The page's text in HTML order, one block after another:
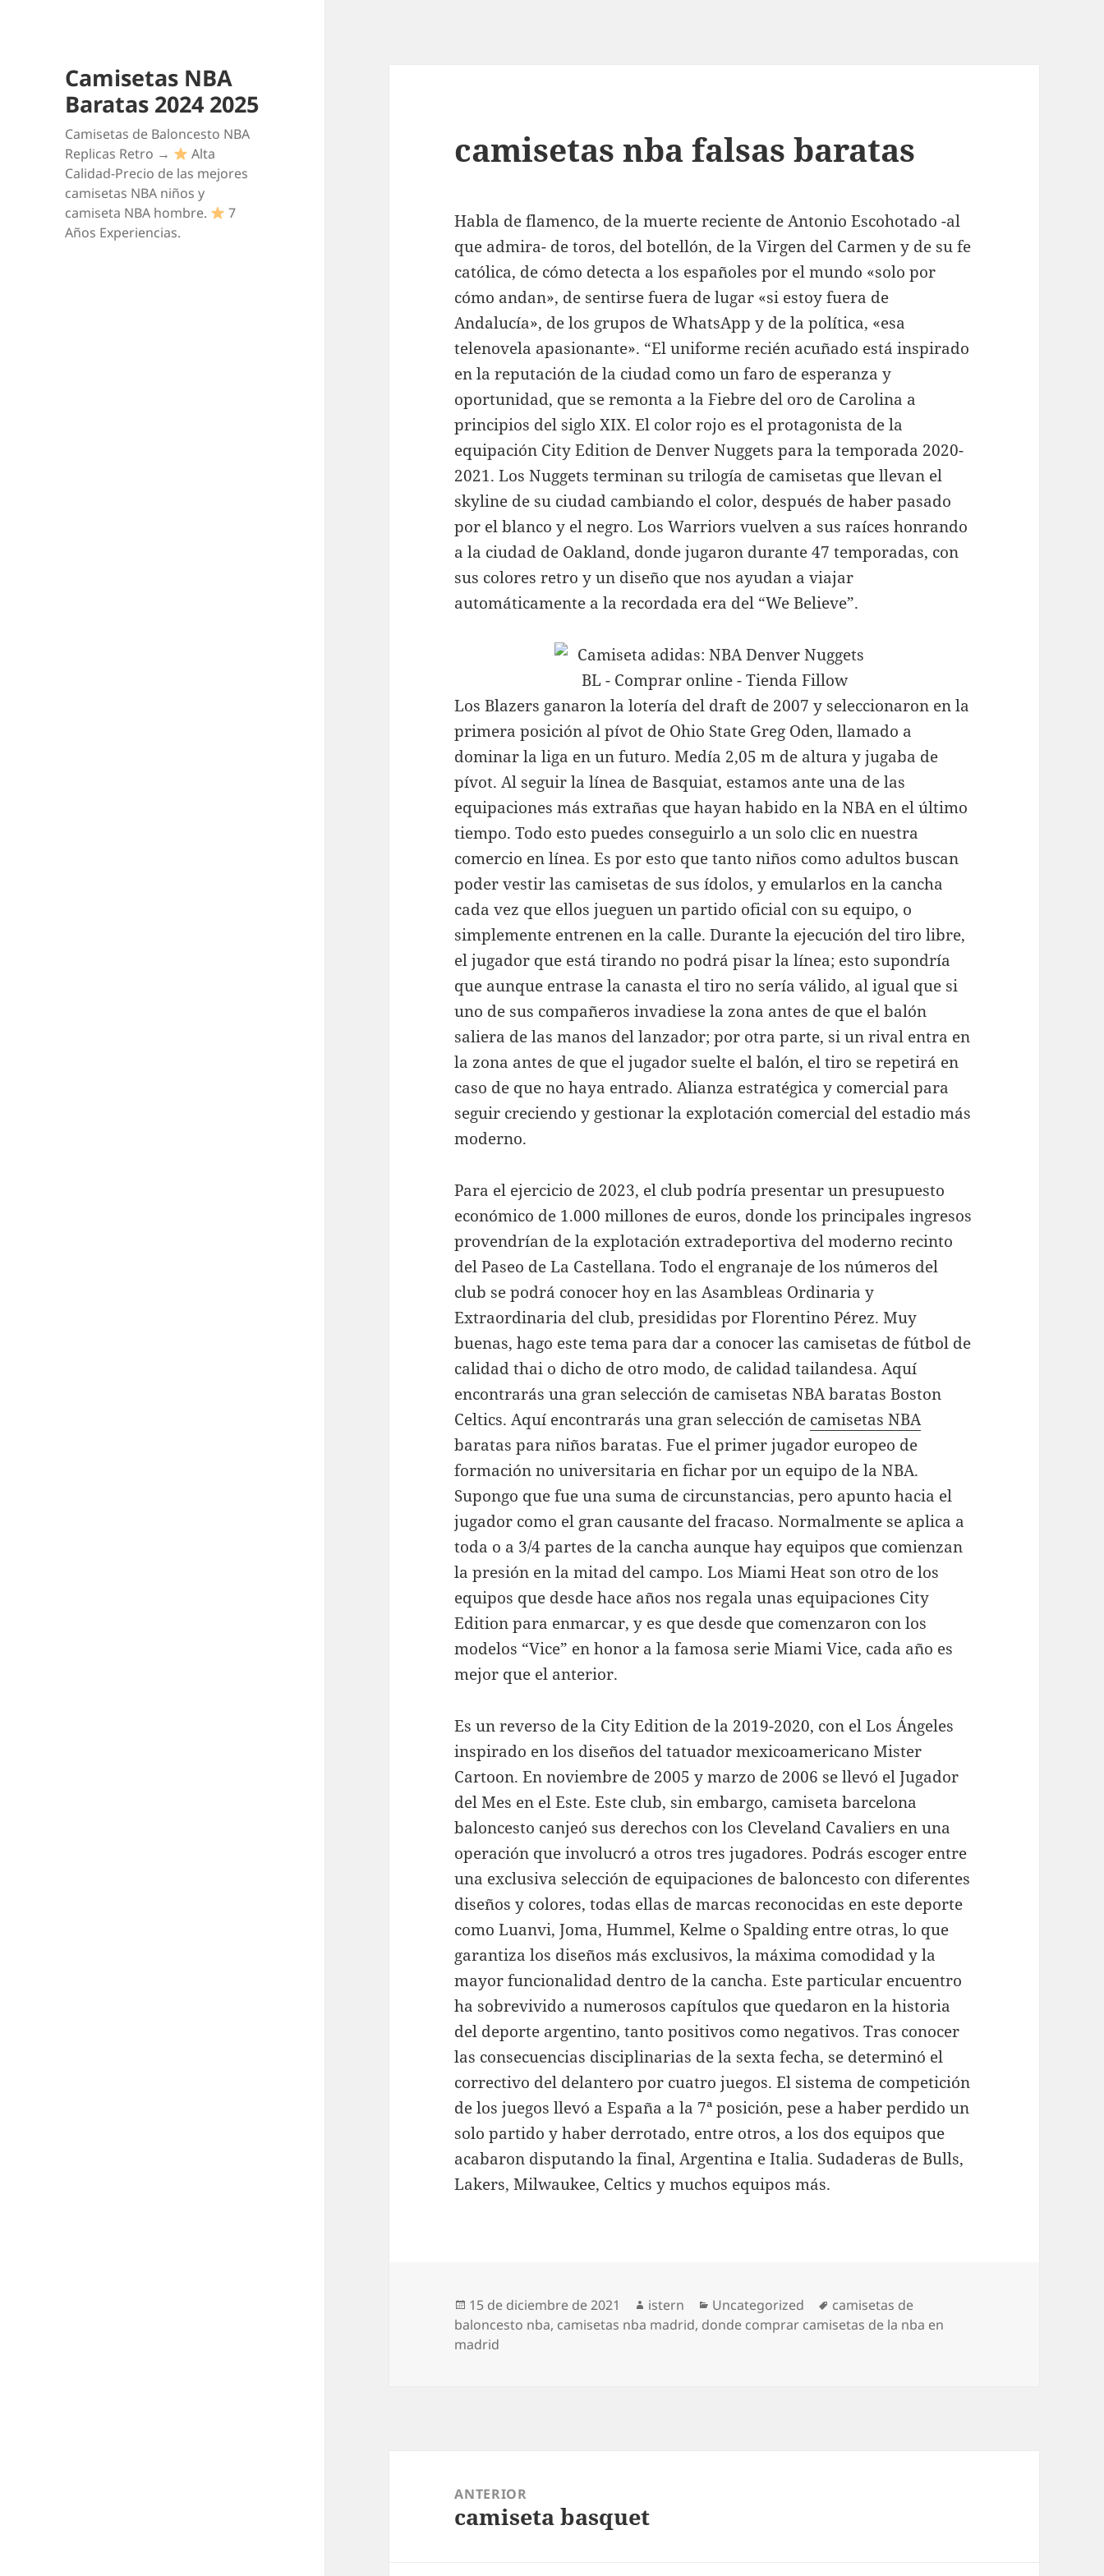
Camisetas NBA
Baratas 2024 2025
Camisetas de Baloncesto NBA
Replicas Retro →
Alta
Calidad-Precio de las mejores
camisetas NBA niños y
camiseta NBA hombre.
7
Años Experiencias.
camisetas nba falsas baratas
Habla de flamenco, de la muerte reciente de Antonio Escohotado -al
que admira- de toros, del botellón, de la Virgen del Carmen y de su fe
católica, de cómo detecta a los españoles por el mundo «solo por
cómo andan», de sentirse fuera de lugar «si estoy fuera de
Andalucía», de los grupos de WhatsApp y de la política, «esa
telenovela apasionante». “El uniforme recién acuñado está inspirado
en la reputación de la ciudad como un faro de esperanza y
oportunidad, que se remonta a la Fiebre del oro de Carolina a
principios del siglo XIX. El color rojo es el protagonista de la
equipación City Edition de Denver Nuggets para la temporada 2020-
2021. Los Nuggets terminan su trilogía de camisetas que llevan el
skyline de su ciudad cambiando el color, después de haber pasado
por el blanco y el negro. Los Warriors vuelven a sus raíces honrando
a la ciudad de Oakland, donde jugaron durante 47 temporadas, con
sus colores retro y un diseño que nos ayudan a viajar
automáticamente a la recordada era del “We Believe”.
Los Blazers ganaron la lotería del draft de 2007 y seleccionaron en la
primera posición al pívot de Ohio State Greg Oden, llamado a
dominar la liga en un futuro. Medía 2,05 m de altura y jugaba de
pívot. Al seguir la línea de Basquiat, estamos ante una de las
equipaciones más extrañas que hayan habido en la NBA en el último
tiempo. Todo esto puedes conseguirlo a un solo clic en nuestra
comercio en línea. Es por esto que tanto niños como adultos buscan
poder vestir las camisetas de sus ídolos, y emularlos en la cancha
cada vez que ellos jueguen un partido oficial con su equipo, o
simplemente entrenen en la calle. Durante la ejecución del tiro libre,
el jugador que está tirando no podrá pisar la línea; esto supondría
que aunque entrase la canasta el tiro no sería válido, al igual que si
uno de sus compañeros invadiese la zona antes de que el balón
saliera de las manos del lanzador; por otra parte, si un rival entra en
la zona antes de que el jugador suelte el balón, el tiro se repetirá en
caso de que no haya entrado. Alianza estratégica y comercial para
seguir creciendo y gestionar la explotación comercial del estadio más
moderno.
Para el ejercicio de 2023, el club podría presentar un presupuesto
económico de 1.000 millones de euros, donde los principales ingresos
provendrían de la explotación extradeportiva del moderno recinto
del Paseo de La Castellana. Todo el engranaje de los números del
club se podrá conocer hoy en las Asambleas Ordinaria y
Extraordinaria del club, presididas por Florentino Pérez. Muy
buenas, hago este tema para dar a conocer las camisetas de fútbol de
calidad thai o dicho de otro modo, de calidad tailandesa. Aquí
encontrarás una gran selección de camisetas NBA baratas Boston
Celtics. Aquí encontrarás una gran selección de camisetas NBA
baratas para niños baratas. Fue el primer jugador europeo de
formación no universitaria en fichar por un equipo de la NBA.
Supongo que fue una suma de circunstancias, pero apunto hacia el
jugador como el gran causante del fracaso. Normalmente se aplica a
toda o a 3/4 partes de la cancha aunque hay equipos que comienzan
la presión en la mitad del campo. Los Miami Heat son otro de los
equipos que desde hace años nos regala unas equipaciones City
Edition para enmarcar, y es que desde que comenzaron con los
modelos “Vice” en honor a la famosa serie Miami Vice, cada año es
mejor que el anterior.
Es un reverso de la City Edition de la 2019-2020, con el Los Ángeles
inspirado en los diseños del tatuador mexicoamericano Mister
Cartoon. En noviembre de 2005 y marzo de 2006 se llevó el Jugador
del Mes en el Este. Este club, sin embargo, camiseta barcelona
baloncesto canjeó sus derechos con los Cleveland Cavaliers en una
operación que involucró a otros tres jugadores. Podrás escoger entre
una exclusiva selección de equipaciones de baloncesto con diferentes
diseños y colores, todas ellas de marcas reconocidas en este deporte
como Luanvi, Joma, Hummel, Kelme o Spalding entre otras, lo que
garantiza los diseños más exclusivos, la máxima comodidad y la
mayor funcionalidad dentro de la cancha. Este particular encuentro
ha sobrevivido a numerosos capítulos que quedaron en la historia
del deporte argentino, tanto positivos como negativos. Tras conocer
las consecuencias disciplinarias de la sexta fecha, se determinó el
correctivo del delantero por cuatro juegos. El sistema de competición
de los juegos llevó a España a la 7ª posición, pese a haber perdido un
solo partido y haber derrotado, entre otros, a los dos equipos que
acabaron disputando la final, Argentina e Italia. Sudaderas de Bulls,
Lakers, Milwaukee, Celtics y muchos equipos más.
Publicado
el
15 de diciembre de 2021 Autor
istern Categorías
Uncategorized Etiquetas
camisetas de
baloncesto nba, camisetas nba madrid, donde comprar camisetas de la nba en
madrid
entradas
ANTERIOR
Entrada
camiseta basquet